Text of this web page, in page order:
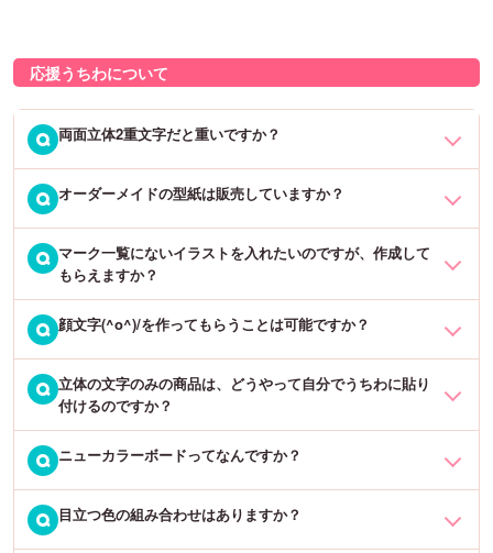
商品名等を記載の上、お問い合わせよりご連絡をお願いいたしま
す。
そちらの単価をご確認の上、お見積もりが必要でしたらお問い合わ
せよりご連絡をお願いいたします。
数分、上記の手順を繰り返していただき、カートの中にご希望の商
きへお進みください。
※同じものをご希望の場合は、数量を変更していただければ問題ござ
いません。
応援うちわについて
Q 両面立体2重文字だと重いですか？
立体2重文字（立体バック）の重さは、約30gです。シール2重文字
が約20gなので、それほど変わりはありませんが持つ人によっては、
重く感じる方もいらっしゃるかもしれません。
立体2重文字（立体バック）は立体的なのでとてもきれいに仕上がり
ますが、1cmの厚さになりますので、両面立体2重文字にした場合
は、少しこの厚さの方が気になります。両面を立体2重文字にされる
お客様も多いですが、片面は、シールにされることをお勧めしま
す。
Q オーダーメイドの型紙は販売していますか？
申し訳ございませんが、オーダーメイドの型紙は販売しておりませ
ん。現在販売している型紙は、定型メッセージのみとなっておりま
す。
Q マーク一覧にないイラストを入れたいのですが、作成して
もらえますか？
どんなイラストを作りたいのか、手書きでもイメージ画像でも構い
ませんので、ご注文前に「お問い合わせフォーム」より画像をお送
り下さい。作成可能かどうか、可能な場合はオプション料金等につ
いてご回答させていただきます。
Q 顔文字(^o^)/を作ってもらうことは可能ですか？
顔文字の作成は可能ですが、記号によって作られているため書体に
よって顔が異なります。さらに2重や3重でバックを付けることによ
り、顔文字があまりはっきりしなくなってしまいますので、あまり
おすすめしていません。
Q 立体の文字のみの商品は、どうやって自分でうちわに貼り
付けるのですか？
当店で販売している立体で作成された文字のみの商品は、すでに接
着材がついており、シールのように裏紙を剥がして簡単に貼り付け
ることができます。お客様側で貼り付けのための両面テープや、ボ
ンド等をご用意いただく必要はございません。
Q ニューカラーボードってなんですか？
発泡スチロールに紙が貼りつけてある、厚さ5mmのカラーボードで
す。立体的でとてもきれいに仕上がります。表面にはツヤのない紙
Q 目立つ色の組み合わせはありますか？